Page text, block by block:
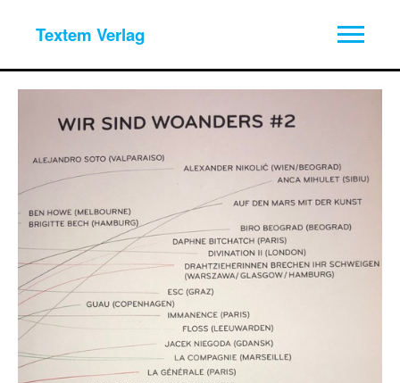
Textem Verlag